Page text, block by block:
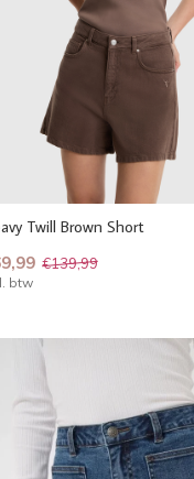
Twill Brown Short
€139,99
btw